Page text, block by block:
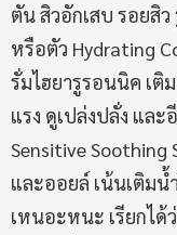
ตัน สิวอักเสบ รอยสิ
หรือตัว Hydrating
รั่มไฮยารูรอนนิค เ
แรง ดูเปล่งปลั่ง แล
Sensitive Soothing
และออยล์ เน้นเติมน้
เหนอะหนะ เรียกได้